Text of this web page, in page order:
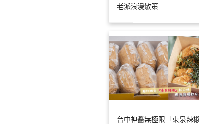
老派浪漫散策
台中神醬無極限「東泉辣